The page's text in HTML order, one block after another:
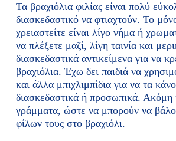
Τα βραχιόλια φιλίας είναι πολύ
διασκεδαστικό να φτιαχτούν. Το
χρειαστείτε είναι λίγο νήμα ή
να πλέξετε μαζί, λίγη ταινία και
διασκεδαστικά αντικείμενα για να
βραχιόλια. Έχω δει παιδιά να
και άλλα μπιχλιμπίδια για να τα
διασκεδαστικά ή προσωπικά. Ακόμη
γράμματα, ώστε να μπορούν να
φίλων τους στο βραχιόλι.